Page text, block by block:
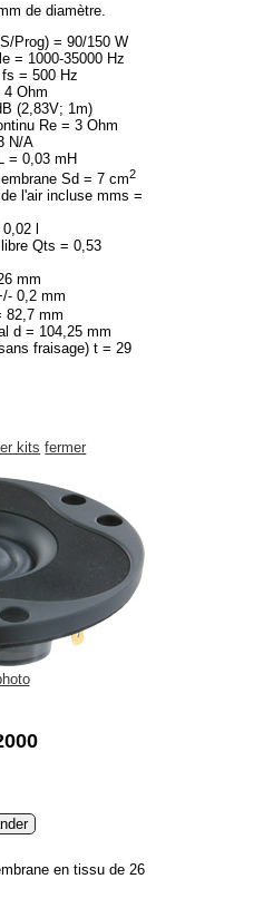
de diamètre.
Prog) = 90/150 W
= 1000-35000 Hz
= 500 Hz
4 Ohm
(2,83V; 1m)
Re = 3 Ohm
N/A
= 0,03 mH
Sd = 7 cm2
l'air incluse mms =
l
Qts = 0,53
mm
0,2 mm
82,7 mm
d = 104,25 mm
fraisage) t = 29
kits fermer
en tissu de 26